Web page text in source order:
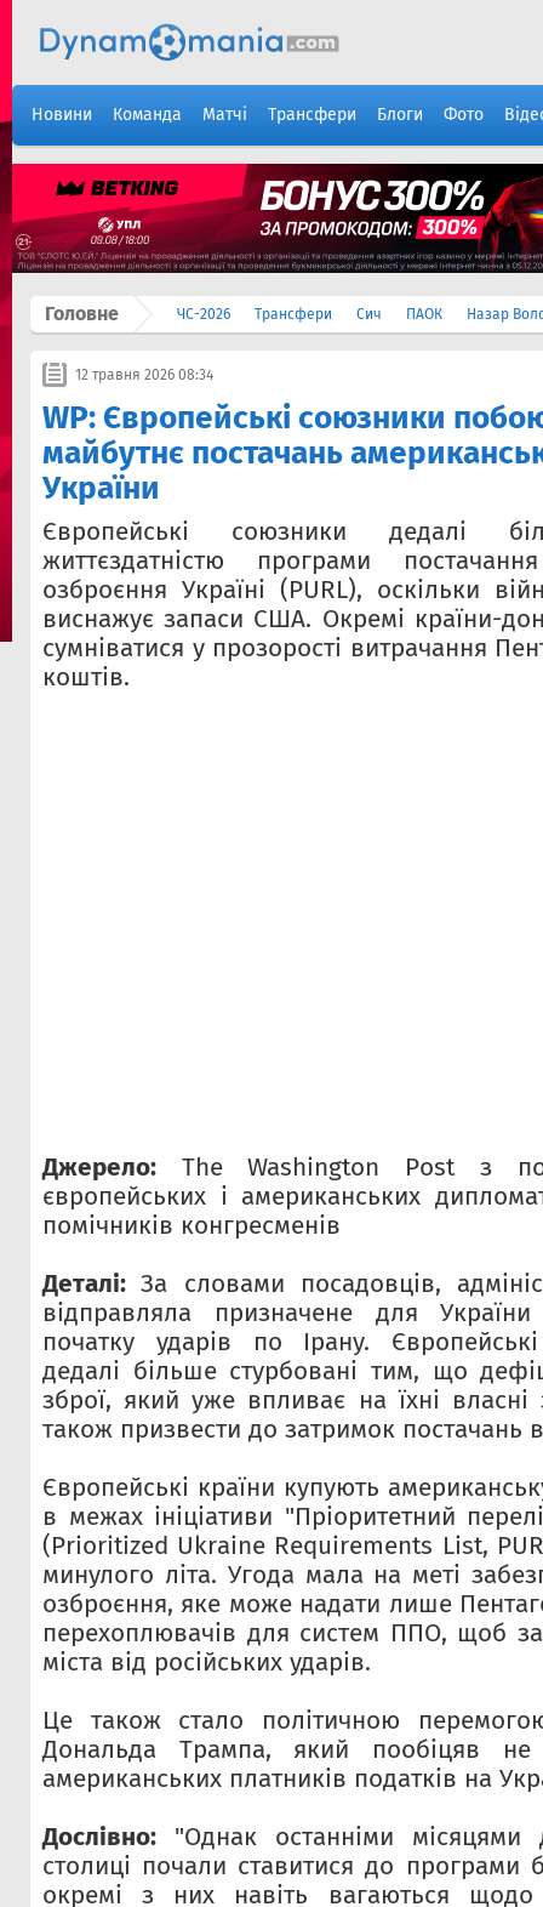
Новини Команда Матчі Трансфери Блоги Фото
Головне ЧС-2026 Трансфери Сич ПАОК Назар
12 травня 2026 08:34
WP: Європейські союзники
майбутнє постачань
України
Європейські союзники дедалі
життєздатністю програми
озброєння Україні (PURL), оскільки
виснажує запаси США. Окремі країни-
сумніватися у прозорості витрачання
коштів.
Джерело: The Washington Post з
європейських і американських
помічників конгресменів
Деталі:За словами посадовців,
відправляла призначене для
початку ударів по Ірану.
дедалі більше стурбовані тим, що
зброї, який уже впливає на їхні
також призвести до затримок постачань
Європейські країни купують
в межах ініціативи "Пріоритетний
(Prioritized Ukraine Requirements List,
минулого літа. Угода мала на меті
озброєння, яке може надати лише
перехоплювачів для систем ППО, щоб
міста від російських ударів.
Це також стало політичною
Дональда Трампа, який пообіцяв не
американських платників податків на
Дослівно: "Однак останніми місяцями
столиці почали ставитися до програми
окремі з них навіть вагаються щодо